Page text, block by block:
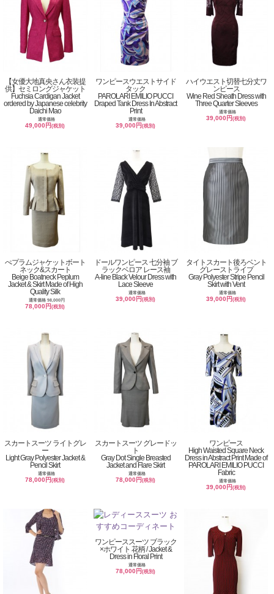
【女優大地真央さん衣装提
供】セミロングジャケット
Fuchsia Cardigan Jacket
ordered by Japanese celebrity
Daichi Mao
通常価格
49,000円(税別)
ワンピースウエストサイド
タック
PAROLARI EMILIO PUCCI
Draped Tank Dress In Abstract
Print
通常価格
39,000円(税別)
ハイウエスト切替七分丈ワ
ンピース
Wine Red Sheath Dress with
Three Quarter Sleeves
通常価格
39,000円(税別)
ぺプラムジャケットボート
ネック&スカート
Beige Boatneck Peplum
Jacket & Skirt Made of High
Quality Silk
通常価格 98,000円
78,000円(税別)
ドールワンピース 七分袖 ブ
ラックベロア レース袖
A-line Black Velour Dress with
Lace Sleeve
通常価格
39,000円(税別)
タイトスカート後ろベント
グレーストライプ
Gray Polyester Stripe Pencil
Skirt with Vent
通常価格
39,000円(税別)
スカートスーツ ライトグレ
ー
Light Gray Polyester Jacket &
Pencil Skirt
通常価格
78,000円(税別)
スカートスーツ グレードッ
ト
Gray Dot Single Breasted
Jacket and Flare Skirt
通常価格
78,000円(税別)
ワンピース
High Waisted Square Neck
Dress in Abstract Print Made of
PAROLARI EMILIO PUCCI
Fabric
通常価格
39,000円(税別)
ワンピーススーツ ブラック
×ホワイト 花柄 / Jacket &
Dress in Floral Print
通常価格
78,000円(税別)